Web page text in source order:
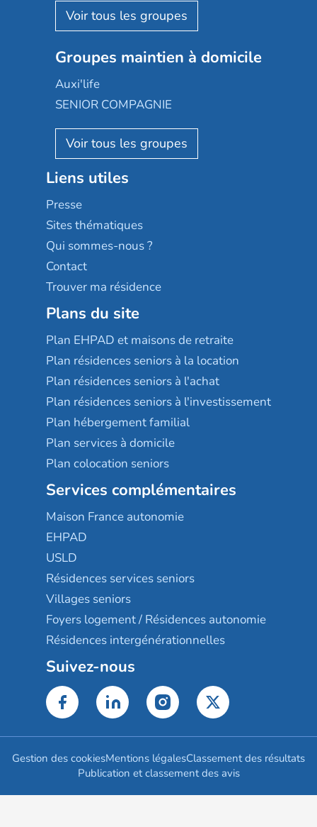
Aquarelia
Nexity edenea
Les jardins d'Arcadie
Occitalia
Appartseniors
Reseda
Stella management
Les villages d'or
Sérénys
Résidences services Villa Médicis
Emera
Groupe SOS
Le Noble Âge
Almage
Résidalya
Groupe aplus
Groupes maintien à domicile
Auxi'life
SENIOR COMPAGNIE
AGE D'OR Services
Liens utiles
Presse
Sites thématiques
Qui sommes-nous ?
Contact
Trouver ma résidence
Plans du site
Plan EHPAD et maisons de retraite
Plan résidences seniors à la location
Plan résidences seniors à l'achat
Plan résidences seniors à l'investissement
Plan hébergement familial
Plan services à domicile
Plan colocation seniors
Services complémentaires
Maison France autonomie
EHPAD
USLD
Résidences services seniors
Villages seniors
Foyers logement / Résidences autonomie
Résidences intergénérationnelles
Suivez-nous
Gestion des cookiesMentions légalesClassement des résultats
Publication et classement des avis